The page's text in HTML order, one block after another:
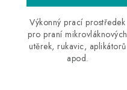
Výkonný prací prostředek
pro praní mikrovláknových
utěrek, rukavic, aplikátorů
apod.